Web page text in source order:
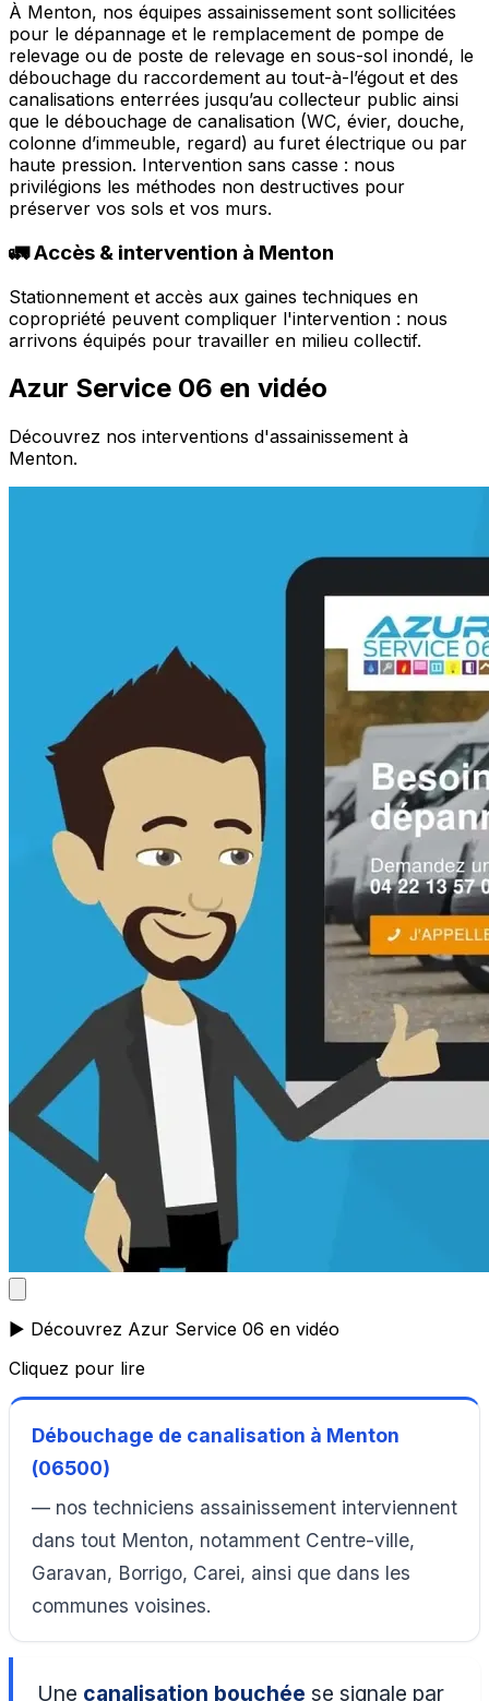
À Menton, nos équipes assainissement sont sollicitées
pour le dépannage et le remplacement de pompe de
relevage ou de poste de relevage en sous-sol inondé, le
débouchage du raccordement au tout-à-l’égout et des
canalisations enterrées jusqu’au collecteur public ainsi
que le débouchage de canalisation (WC, évier, douche,
colonne d’immeuble, regard) au furet électrique ou par
haute pression. Intervention sans casse : nous
privilégions les méthodes non destructives pour
préserver vos sols et vos murs.
🚛 Accès & intervention à Menton
Stationnement et accès aux gaines techniques en
copropriété peuvent compliquer l'intervention : nous
arrivons équipés pour travailler en milieu collectif.
Azur Service 06 en vidéo
Découvrez nos interventions d'assainissement à
Menton.
▶️ Découvrez Azur Service 06 en vidéo
Cliquez pour lire
Débouchage de canalisation à Menton
(06500)
— nos techniciens assainissement interviennent
dans tout Menton, notamment Centre-ville,
Garavan, Borrigo, Carei, ainsi que dans les
communes voisines.
Une canalisation bouchée se signale par